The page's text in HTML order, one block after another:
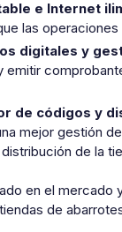
e Internet
las
digitales y
de códigos y
mejor gestión
de la
en el
de